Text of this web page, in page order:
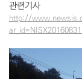
관련기사
http://